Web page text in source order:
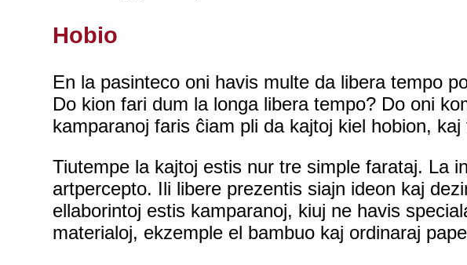
Hobio
En la pasinteco oni havis multe da libera tempo
Do kion fari dum la longa libera tempo? Do oni
kamparanoj faris ĉiam pli da kajtoj kiel hobion, kaj
Tiutempe la kajtoj estis nur tre simple farataj. La
artpercepto. Ili libere prezentis siajn ideon kaj
ellaborintoj estis kamparanoj, kiuj ne havis
materialoj, ekzemple el bambuo kaj ordinaraj